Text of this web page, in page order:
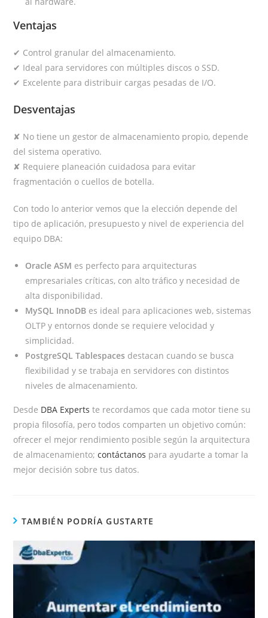
Ventajas
✔ Control granular del almacenamiento.
✔ Ideal para servidores con múltiples discos o SSD.
✔ Excelente para distribuir cargas pesadas de I/O.
Desventajas
✘ No tiene un gestor de almacenamiento propio, depende
del sistema operativo.
✘ Requiere planeación cuidadosa para evitar
fragmentación o cuellos de botella.
Con todo lo anterior vemos que la elección depende del
tipo de aplicación, presupuesto y nivel de experiencia del
equipo DBA:
Oracle ASM es perfecto para arquitecturas
empresariales críticas, con alto tráfico y necesidad de
alta disponibilidad.
MySQL InnoDB es ideal para aplicaciones web, sistemas
OLTP y entornos donde se requiere velocidad y
simplicidad.
PostgreSQL Tablespaces destacan cuando se busca
flexibilidad y se trabaja en servidores con distintos
niveles de almacenamiento.
Desde DBA Experts te recordamos que cada motor tiene su
propia filosofía, pero todos comparten un objetivo común:
ofrecer el mejor rendimiento posible según la arquitectura
de almacenamiento;contáctanos para ayudarte a tomar la
mejor decisión sobre tus datos.
TAMBIÉN PODRÍA GUSTARTE